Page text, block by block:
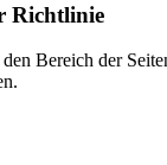
Richtlinie
Bereich der